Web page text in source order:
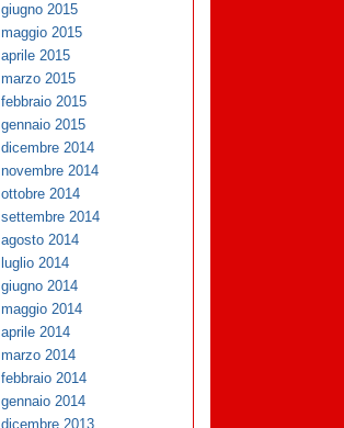
giugno 2015
maggio 2015
aprile 2015
marzo 2015
febbraio 2015
gennaio 2015
dicembre 2014
novembre 2014
ottobre 2014
settembre 2014
agosto 2014
luglio 2014
giugno 2014
maggio 2014
aprile 2014
marzo 2014
febbraio 2014
gennaio 2014
dicembre 2013